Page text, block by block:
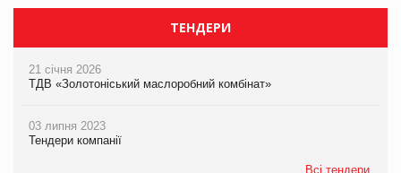
ТЕНДЕРИ
21 січня 2026
ТДВ «Золотоніський маслоробний комбінат»
03 липня 2023
Тендери компанії
Всі тендери